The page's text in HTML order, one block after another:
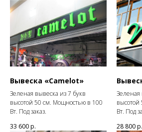
Вывеска «Camelot»
Зеленая вывеска из 7 букв
высотой 50 см. Мощностью в 100
Вт. Под заказ.
33 600р.
Зеленая
Вт. Под
28 800р.